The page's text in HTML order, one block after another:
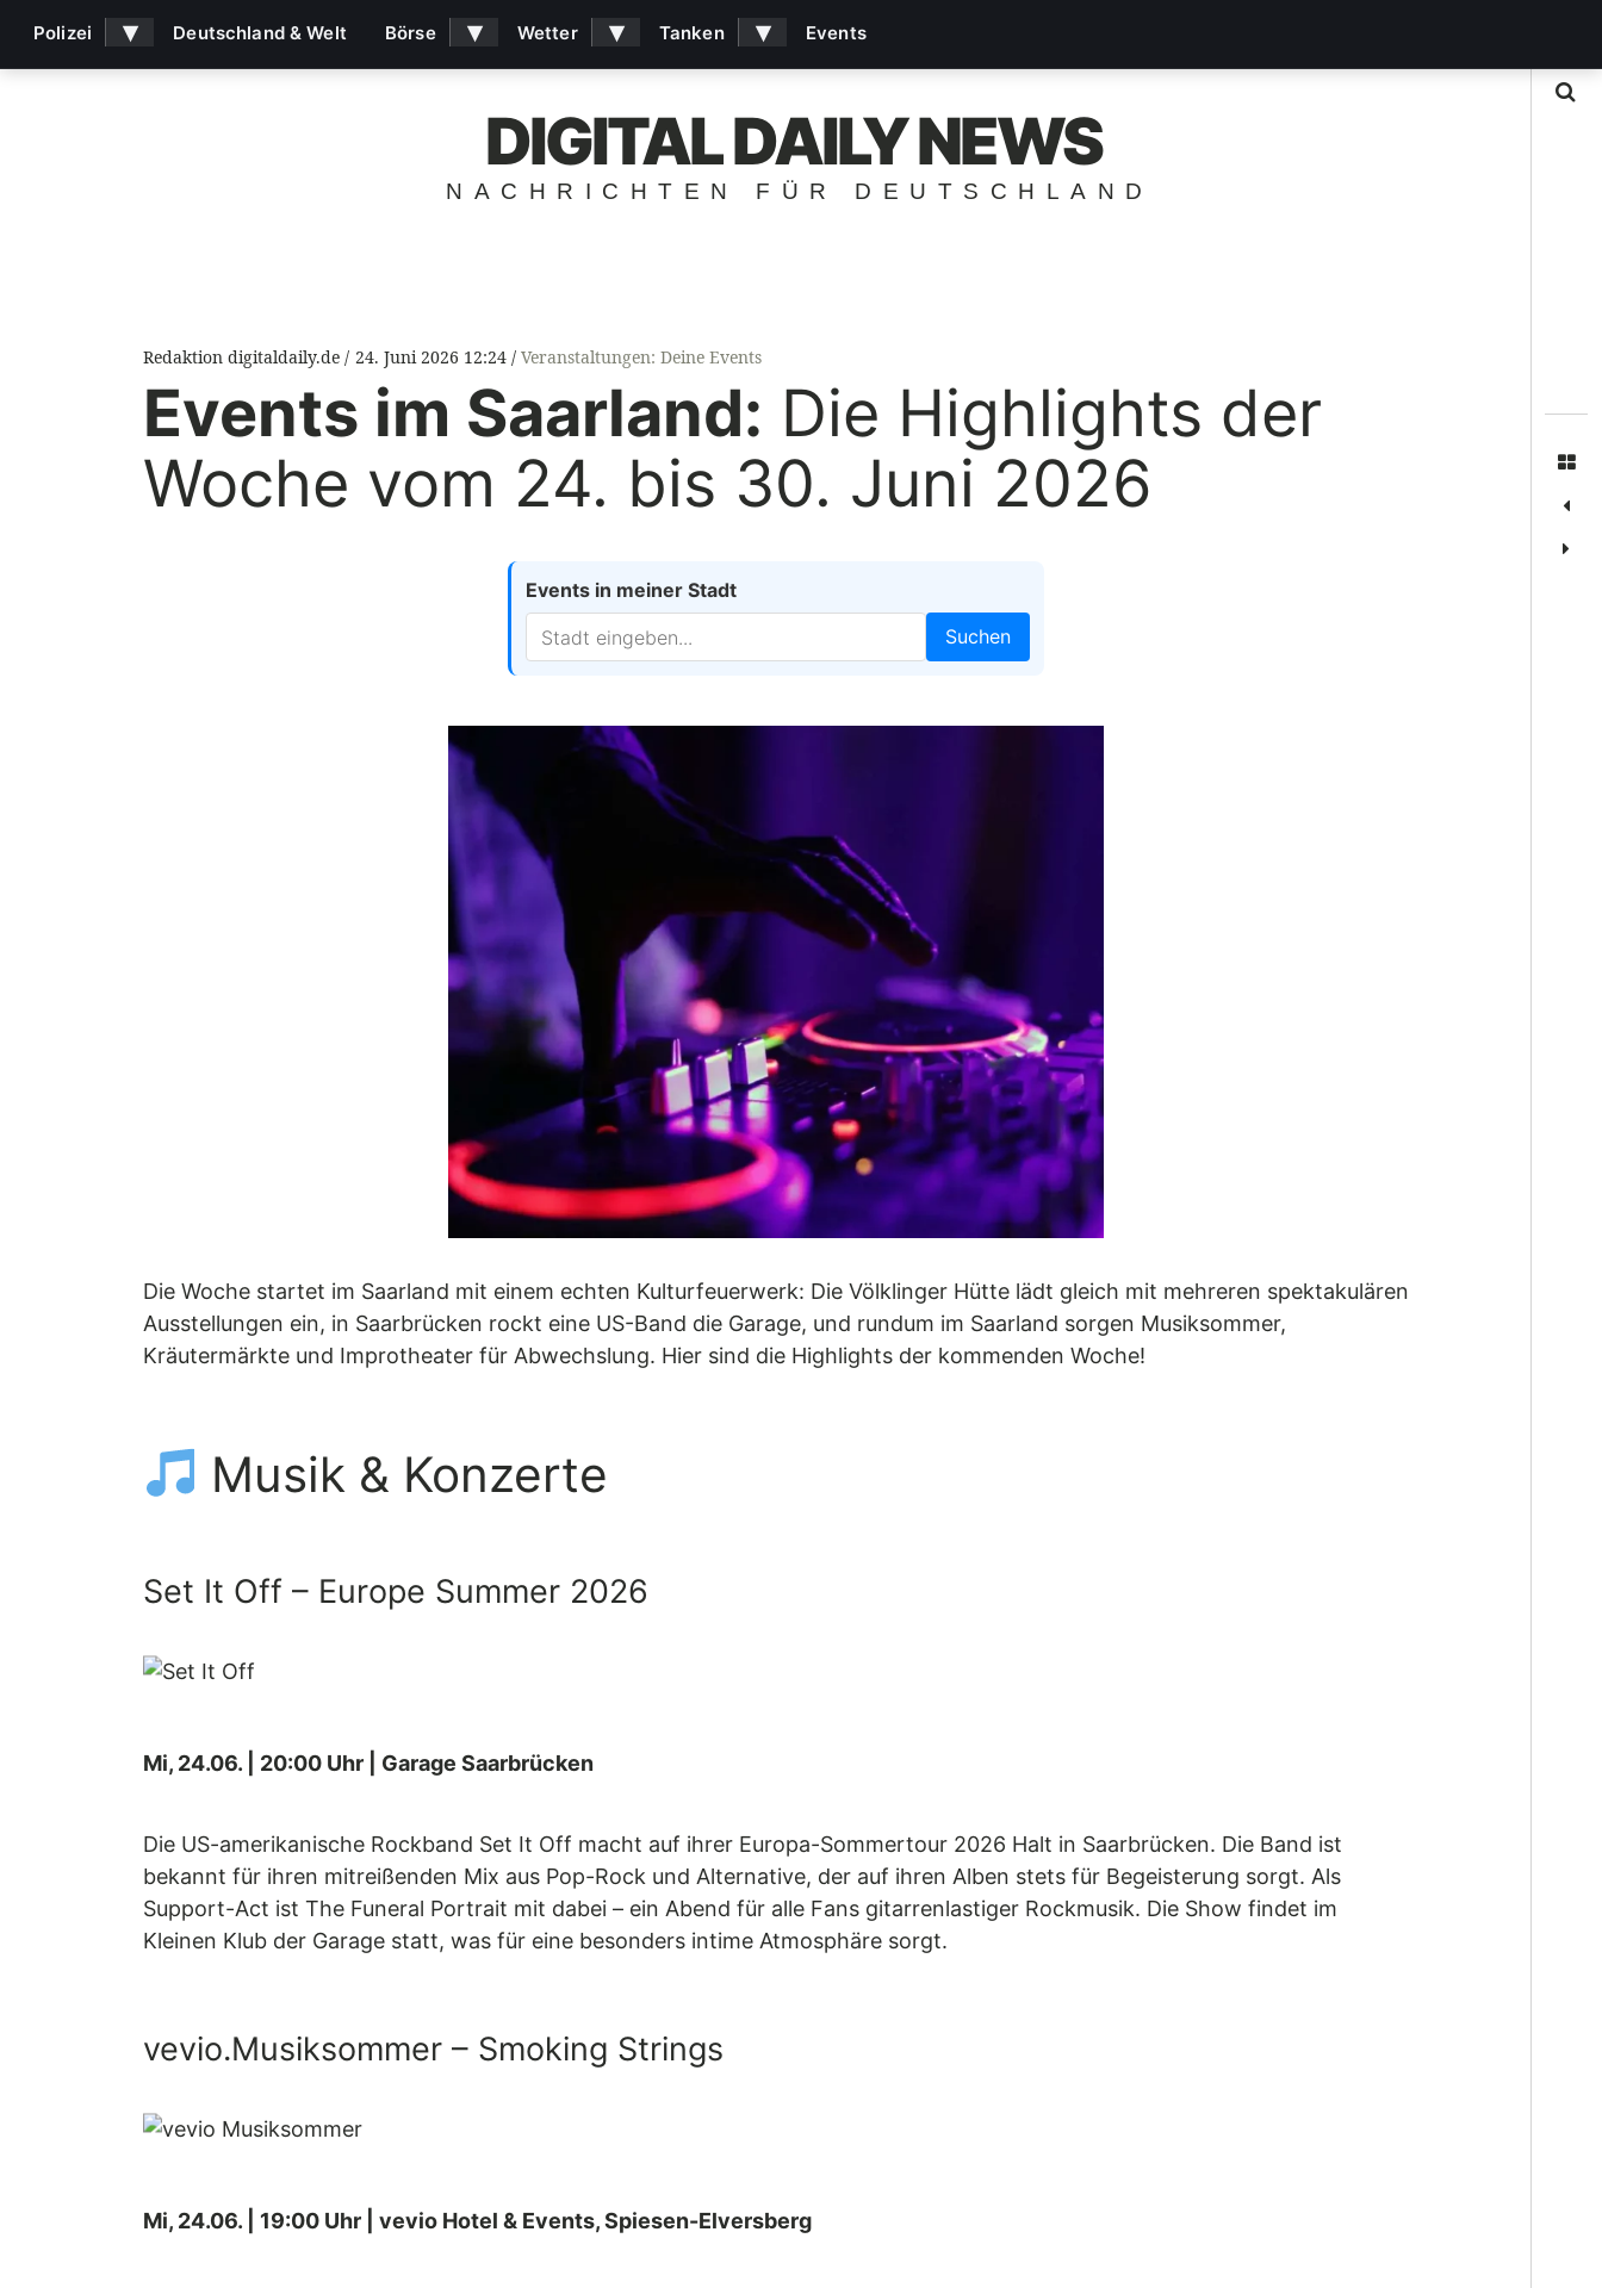
DIGITAL DAILY NEWS
NACHRICHTEN FÜR DEUTSCHLAND
Redaktion digitaldaily.de 24. Juni 2026 12:24 Veranstaltungen: Deine Events
Events im Saarland: Die Highlights der
Woche vom 24. bis 30. Juni 2026
Events in meiner Stadt
Suchen
Die Woche startet im Saarland mit einem echten Kulturfeuerwerk: Die Völklinger Hütte lädt gleich mit mehreren spektakulären
Ausstellungen ein, in Saarbrücken rockt eine US-Band die Garage, und rundum im Saarland sorgen Musiksommer,
Kräutermärkte und Improtheater für Abwechslung. Hier sind die Highlights der kommenden Woche!
Musik & Konzerte
Set It Off – Europe Summer 2026
Mi, 24.06. | 20:00 Uhr | Garage Saarbrücken
Die US-amerikanische Rockband Set It Off macht auf ihrer Europa-Sommertour 2026 Halt in Saarbrücken. Die Band ist
bekannt für ihren mitreißenden Mix aus Pop-Rock und Alternative, der auf ihren Alben stets für Begeisterung sorgt. Als
Support-Act ist The Funeral Portrait mit dabei – ein Abend für alle Fans gitarrenlastiger Rockmusik. Die Show findet im
Kleinen Klub der Garage statt, was für eine besonders intime Atmosphäre sorgt.
vevio.Musiksommer – Smoking Strings
Mi, 24.06. | 19:00 Uhr | vevio Hotel & Events, Spiesen-Elversberg
Polizei ▾ Deutschland & Welt Börse ▾ Wetter ▾ Tanken ▾ Events